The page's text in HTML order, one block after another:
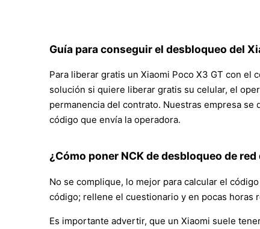
Guía para conseguir el desbloqueo del
Para liberar gratis un Xiaomi Poco X3 GT con
solución si quiere liberar gratis su celular, el
permanencia del contrato. Nuestras empresa
código que envía la operadora.
¿Cómo poner NCK de desbloqueo de red
No se complique, lo mejor para calcular el
código; rellene el cuestionario y en pocas horas
Es importante advertir, que un Xiaomi suele